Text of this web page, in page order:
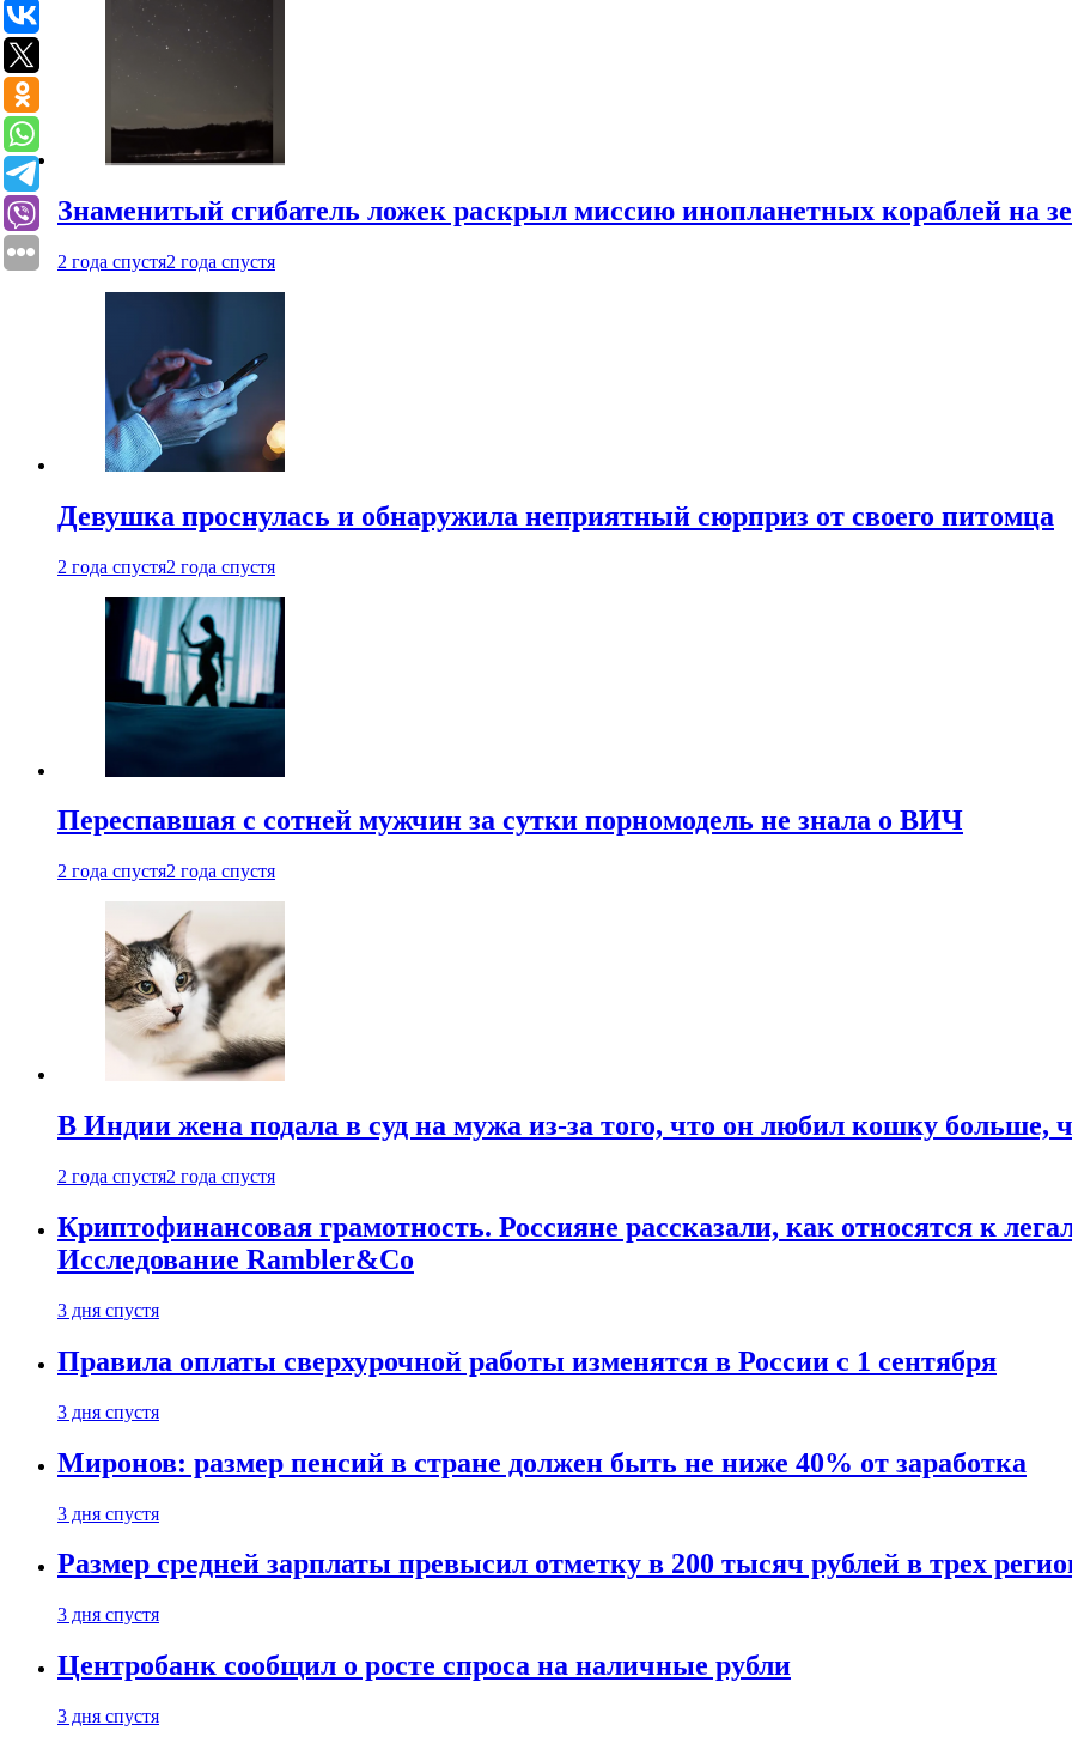
Знаменитый сгибатель ложек раскрыл миссию инопланетных кораблей на
2 года спустя2 года спустя
Девушка проснулась и обнаружила неприятный сюрприз от своего питомца
2 года спустя2 года спустя
Переспавшая с сотней мужчин за сутки порномодель не знала о ВИЧ
2 года спустя2 года спустя
В Индии жена подала в суд на мужа из-за того, что он любил кошку больше,
2 года спустя2 года спустя
Криптофинансовая грамотность. Россияне рассказали, как относятся к
Исследование Rambler&Co
3 дня спустя
Правила оплаты сверхурочной работы изменятся в России с 1 сентября
3 дня спустя
Миронов: размер пенсий в стране должен быть не ниже 40% от заработка
3 дня спустя
Размер средней зарплаты превысил отметку в 200 тысяч рублей в трех
3 дня спустя
Центробанк сообщил о росте спроса на наличные рубли
3 дня спустя